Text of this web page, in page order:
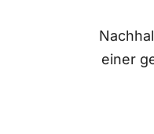
einer